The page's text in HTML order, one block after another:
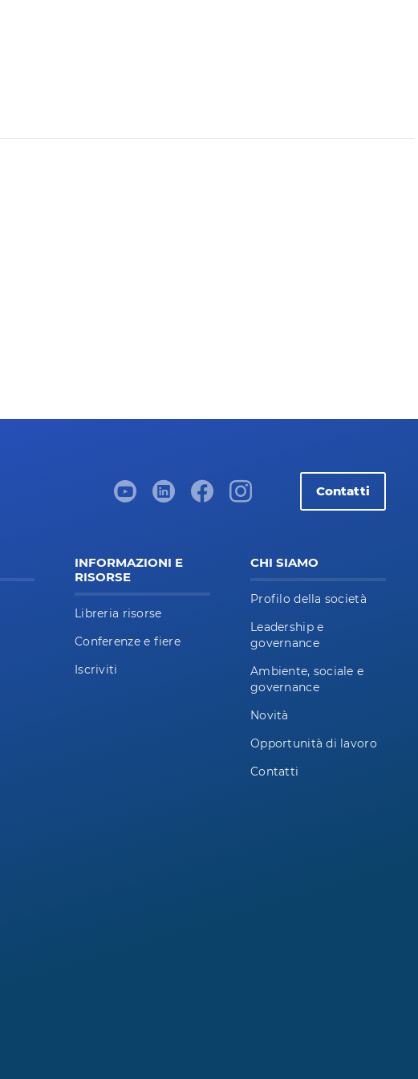
Contatti
INFORMAZIONI E
RISORSE
Libreria risorse
Conferenze e fiere
Iscriviti
CHI SIAMO
Profilo della società
Leadership e
governance
Ambiente, sociale e
governance
Novità
Opportunità di lavoro
Contatti